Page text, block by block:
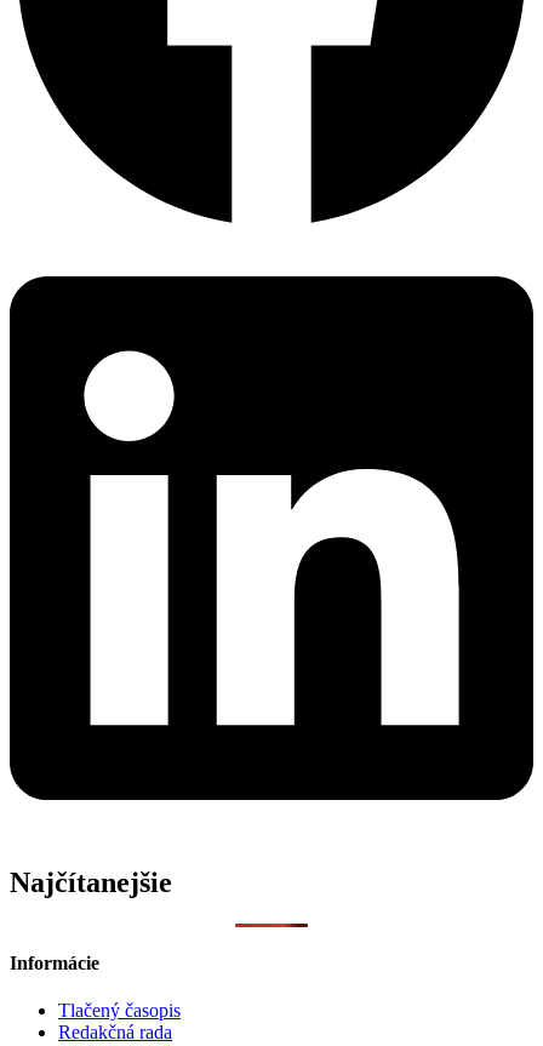
Najčítanejšie
Informácie
Tlačený časopis
Redakčná rada